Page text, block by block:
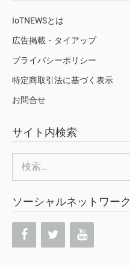
IoTNEWSとは
広告掲載・タイアップ
プライバシーポリシー
特定商取引法に基づく表示
お問合せ
サイト内検索
索:
ソーシャルネットワーク